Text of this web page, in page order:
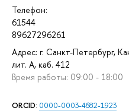
Телефон:
61544
89627296261
Адрес: г. Санкт-Петербург,
лит. А, каб. 412
Время работы: 09:00 - 18:00
ORCID: 0000-0003-4682-1923